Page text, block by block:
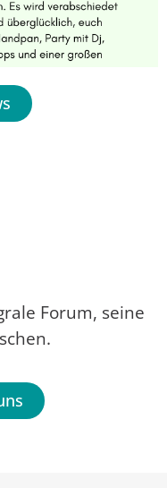
Forum, seine